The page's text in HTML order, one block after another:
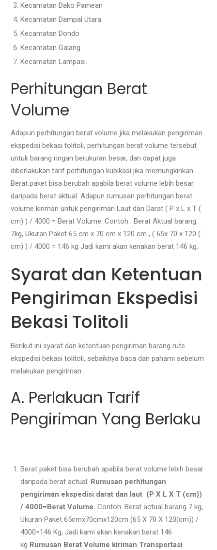
Kecamatan Dako Pamean
Kecamatan Dampal Utara
Kecamatan Dondo
Kecamatan Galang
Kecamatan Lampasi.
Perhitungan Berat
Volume
Adapun perhitungan berat volume jika melakukan pengiriman
ekspedisi bekasi tolitoli, perhitungan berat volume tersebut
untuk barang ringan berukuran besar, dan dapat juga
diberlakukan tarif perhitungan kubikasi jika memungkinkan.
Berat paket bisa berubah apabila berat volume lebih besar
daripada berat aktual. Adapun rumusan perhitungan berat
volume kiriman untuk pengiriman Laut dan Darat ( P x L x T (
cm) ) / 4000 = Berat Volume. Contoh : Berat Aktual barang
7kg, Ukuran Paket 65 cm x 70 cm x 120 cm , ( 65x 70 x 120 (
cm) ) / 4000 = 146 kg Jadi kami akan kenakan berat 146 kg.
Syarat dan Ketentuan
Pengiriman Ekspedisi
Bekasi Tolitoli
Berikut ini syarat dan ketentuan pengiriman barang rute
ekspedisi bekasi tolitoli, sebaiknya baca dan pahami sebelum
melakukan pengiriman.
A. Perlakuan Tarif
Pengiriman Yang Berlaku
Berat paket bisa berubah apabila berat volume lebih besar
daripada berat actual. Rumusan perhitungan
pengiriman ekspedisi darat dan laut (P X L X T (cm))
/ 4000=Berat Volume.Contoh: Berat actual barang 7 kg,
Ukuran Paket 65cmx70cmx120cm (65 X 70 X 120(cm)) /
4000=146 Kg, Jadi kami akan kenakan berat 146
kg Rumusan Berat Volume kiriman Transportasi